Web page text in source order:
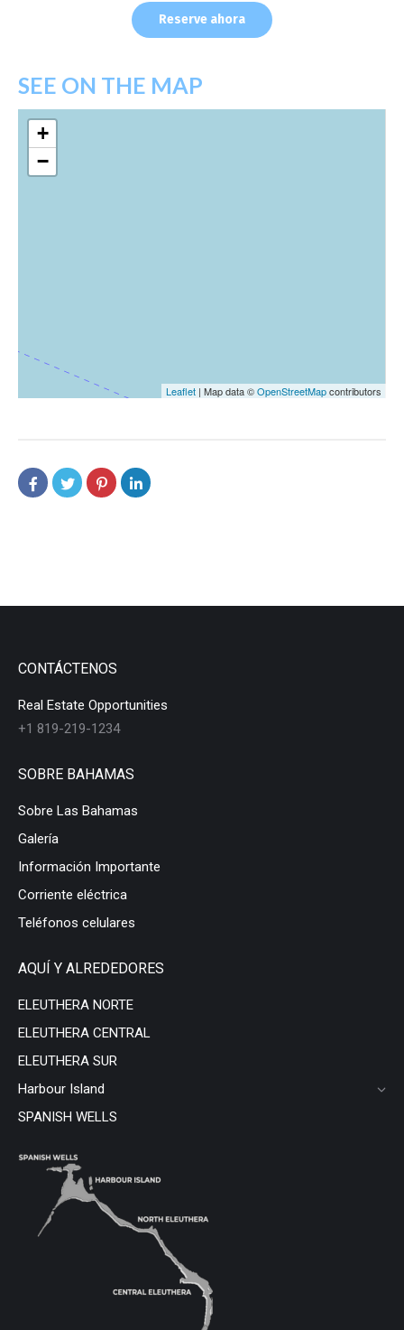
Reserve ahora
SEE ON THE MAP
+
−
Leaflet | Map data ©OpenStreetMapcontributors
CONTÁCTENOS
Real Estate Opportunities
+1 819-219-1234
SOBRE BAHAMAS
Sobre Las Bahamas
Galería
Información Importante
Corriente eléctrica
Teléfonos celulares
AQUÍ Y ALREDEDORES
ELEUTHERA NORTE
ELEUTHERA CENTRAL
ELEUTHERA SUR
Harbour Island
SPANISH WELLS